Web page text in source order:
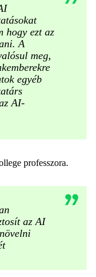
hogy ezt az
A
meg,
egyéb
AI-
professzora.
az AI